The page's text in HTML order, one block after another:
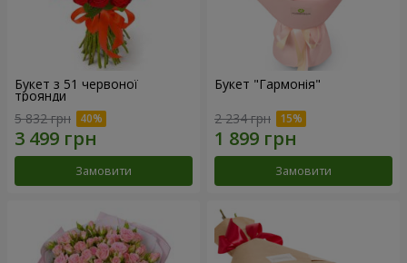
Букет з 51 червоної
троянди
5 832 грн
Замовити
Букет "Гармонія"
2 234 грн
Замовити